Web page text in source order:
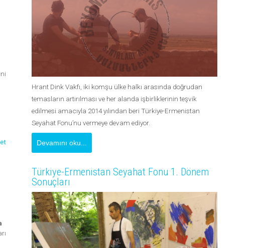
Hrant Dink Vakfı, iki komşu ülke halkı arasında doğrudan
temasların artırılması ve her alanda işbirliklerinin teşvik
edilmesi amacıyla 2014 yılından beri Türkiye-Ermenistan
Seyahat Fonu’nu vermeye devam ediyor.
Devamını oku...
Türkiye-Ermenistan Seyahat Fonu 1. Dönem
Sonuçları